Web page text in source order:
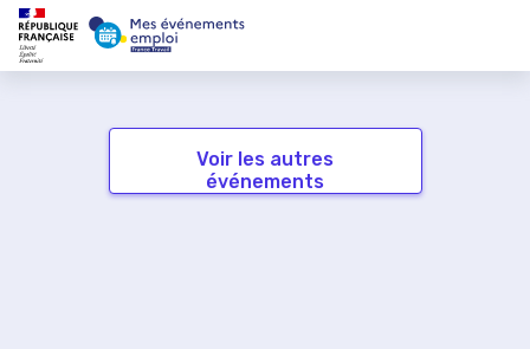
Voir les autres
événements